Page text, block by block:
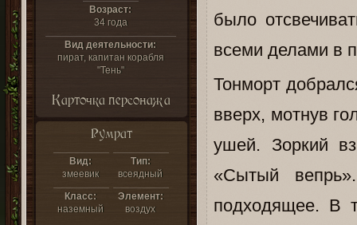
Возраст:
34 года
Вид деятельности:
пират, капитан корабля
"Тень"
Карточка персонажа
Румрат
Вид:
змеевик
Тип:
всеядный
Класс:
наземный
Элемент:
воздух
было
всеми делами в
Тонморт
вверх, мотнув
ушей. Зоркий
«Сытый
подходящее. В